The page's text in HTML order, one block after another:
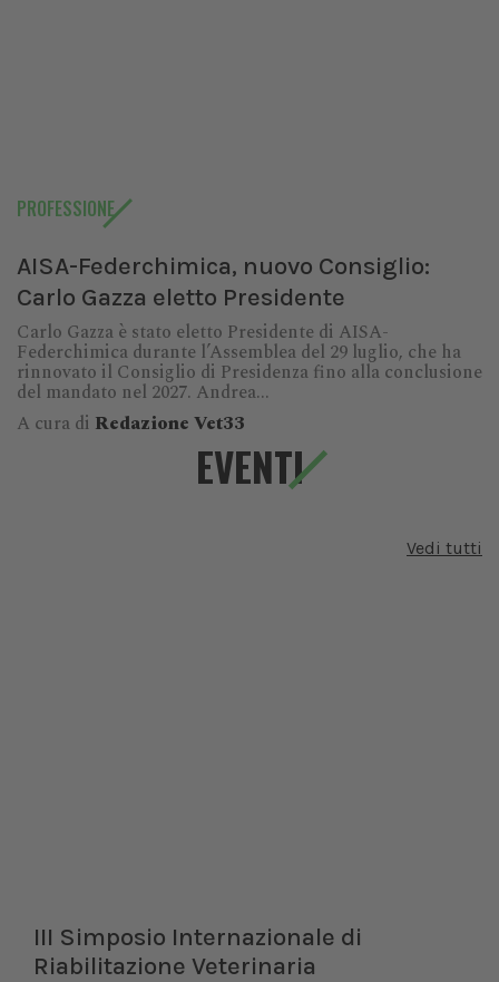
PROFESSIONE
AISA-Federchimica, nuovo Consiglio:
Carlo Gazza eletto Presidente
Carlo Gazza è stato eletto Presidente di AISA-
Federchimica durante l’Assemblea del 29 luglio, che ha
rinnovato il Consiglio di Presidenza fino alla conclusione
del mandato nel 2027. Andrea...
A cura di Redazione Vet33
EVENTI
Vedi tutti
III Simposio Internazionale di
Riabilitazione Veterinaria